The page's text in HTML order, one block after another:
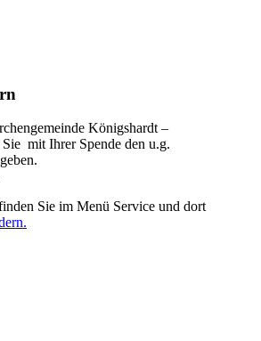
Königshardt –
mit Ihrer Spende den u.g.
Sie im Menü Service und dort